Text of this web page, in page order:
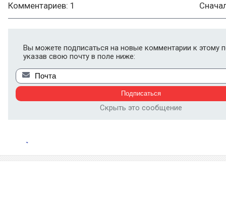
Комментариев: 1
Вы можете подписаться на новые комментарии к этому
указав свою почту в поле ниже:
Скрыть это сообщение